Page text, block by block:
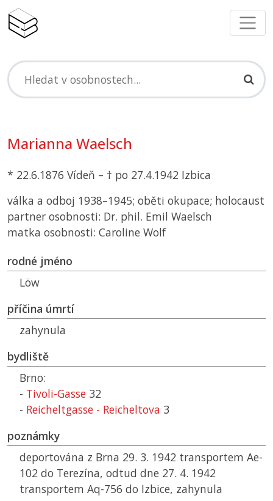
Marianna Waelsch
* 22.6.1876 Vídeň – † po 27.4.1942 Izbica
válka a odboj 1938–1945; oběti okupace; holocaust
partner osobnosti: Dr. phil. Emil Waelsch
matka osobnosti: Caroline Wolf
rodné jméno
Löw
příčina úmrtí
zahynula
bydliště
Brno:
- Tivoli-Gasse 32
- Reicheltgasse - Reicheltova 3
poznámky
deportována z Brna 29. 3. 1942 transportem Ae-
102 do Terezína, odtud dne 27. 4. 1942
transportem Aq-756 do Izbice, zahynula